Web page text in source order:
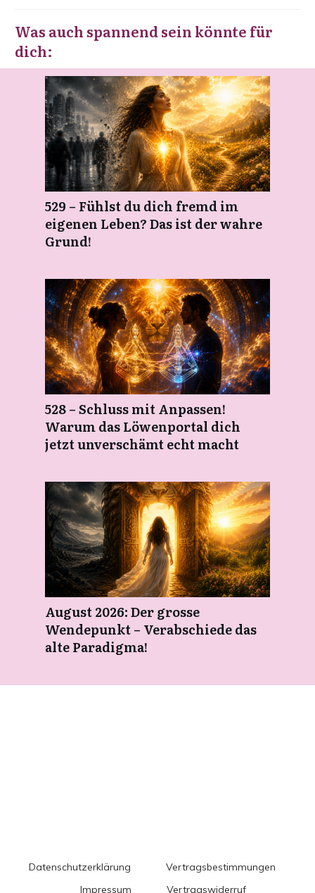
Was auch spannend sein könnte für
dich:
529 – Fühlst du dich fremd im
eigenen Leben? Das ist der wahre
Grund!
528 – Schluss mit Anpassen!
Warum das Löwenportal dich
jetzt unverschämt echt macht
August 2026: Der grosse
Wendepunkt – Verabschiede das
alte Paradigma!
Datenschutzerklärung
Vertragsbestimmungen
Impressum
Vertragswiderruf